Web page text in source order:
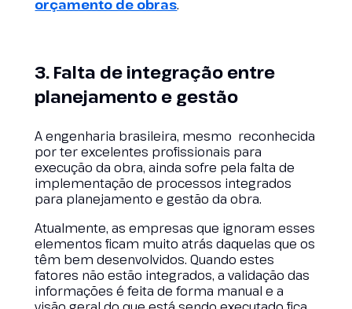
orçamento de obras.
3. Falta de integração entre
planejamento e gestão
A engenharia brasileira, mesmo reconhecida
por ter excelentes profissionais para
execução da obra, ainda sofre pela falta de
implementação de processos integrados
para planejamento e gestão da obra.
Atualmente, as empresas que ignoram esses
elementos ficam muito atrás daquelas que os
têm bem desenvolvidos. Quando estes
fatores não estão integrados, a validação das
informações é feita de forma manual e a